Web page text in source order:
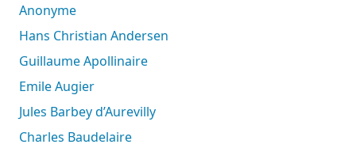
Anonyme
Hans Christian Andersen
Guillaume Apollinaire
Emile Augier
Jules Barbey d’Aurevilly
Charles Baudelaire